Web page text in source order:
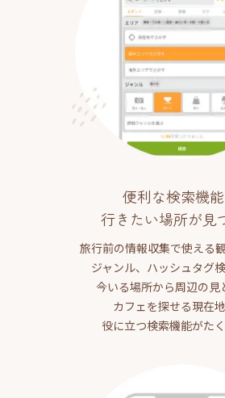
便利な検索機
行きたい場所が見
旅行前の情報収集で使える観
ジャンル、ハッシュタグ検
今いる場所から周辺の見
カフェを探せる現在
役に立つ検索機能がたく